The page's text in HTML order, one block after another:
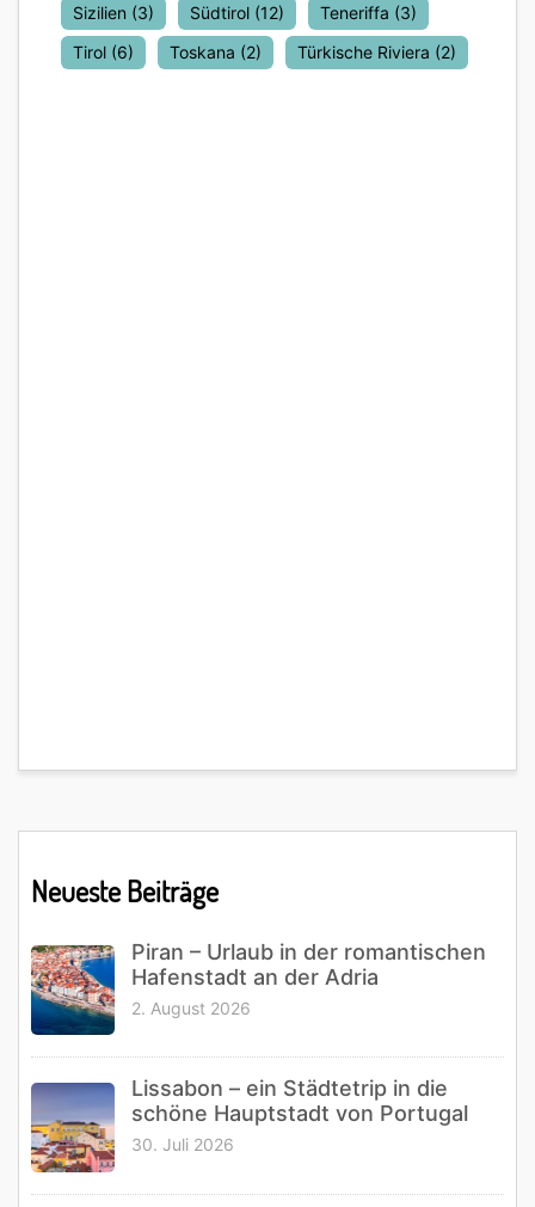
Sizilien (3) Südtirol (12) Teneriffa (3)
Tirol (6) Toskana (2) Türkische Riviera (2)
Sidebar
Neueste Beiträge
Piran – Urlaub in der romantischen
Hafenstadt an der Adria
2. August 2026
Lissabon – ein Städtetrip in die
schöne Hauptstadt von Portugal
30. Juli 2026